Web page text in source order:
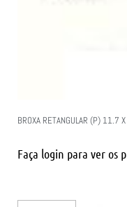
BROXA RETANGULAR (P)
Faça login para ver os